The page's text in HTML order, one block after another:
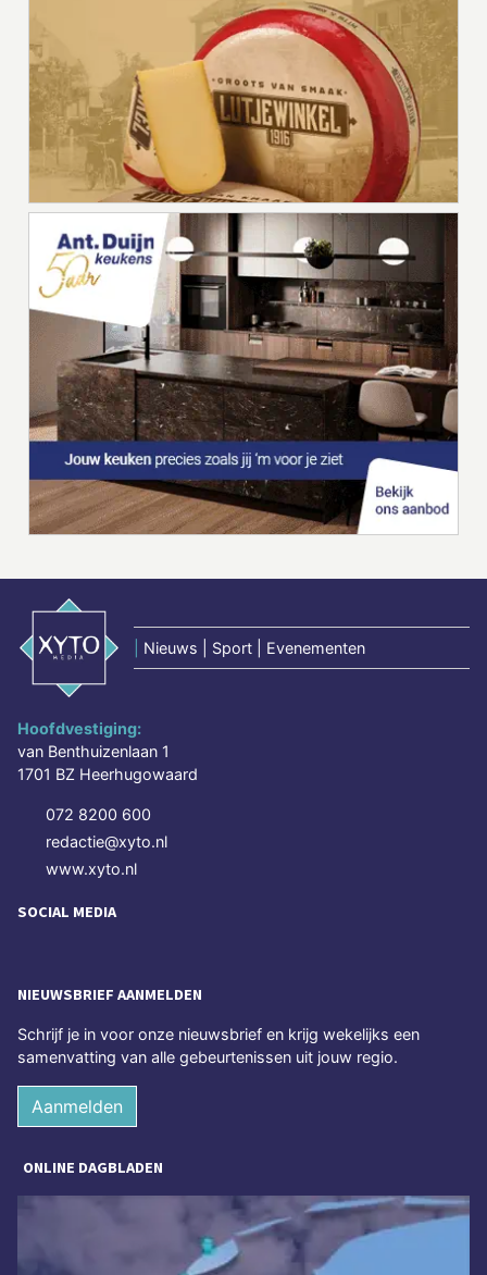
Nieuws | Sport | Evenementen
Hoofdvestiging:
van Benthuizenlaan 1
1701 BZ Heerhugowaard
072 8200 600
redactie@xyto.nl
www.xyto.nl
SOCIAL MEDIA
NIEUWSBRIEF AANMELDEN
Schrijf je in voor onze nieuwsbrief en krijg wekelijks een
samenvatting van alle gebeurtenissen uit jouw regio.
Aanmelden
ONLINE DAGBLADEN